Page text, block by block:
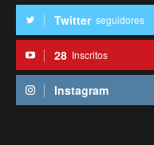
Twitter seguidores
28 Inscritos
Instagram